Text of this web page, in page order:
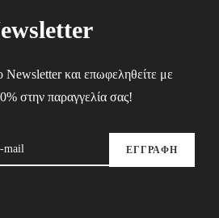
Newsletter και επωφεληθείτε με
στην παραγγελία σας!
ΕΓΓΡΑΦΗ